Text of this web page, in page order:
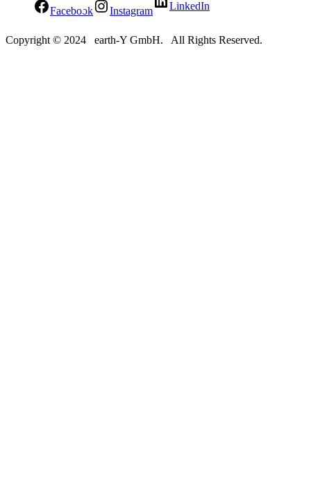
Facebook Instagram LinkedIn
Copyright © 2024 earth-Y GmbH. All Rights Reserved.